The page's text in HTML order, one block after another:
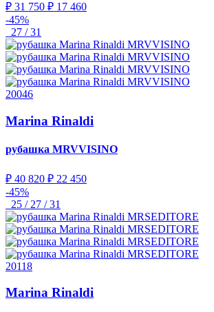
₽ 31 750 ₽ 17 460
-45%
27 / 31
20046
Marina Rinaldi
рубашка MRVVISINO
₽ 40 820 ₽ 22 450
-45%
25 / 27 / 31
20118
Marina Rinaldi